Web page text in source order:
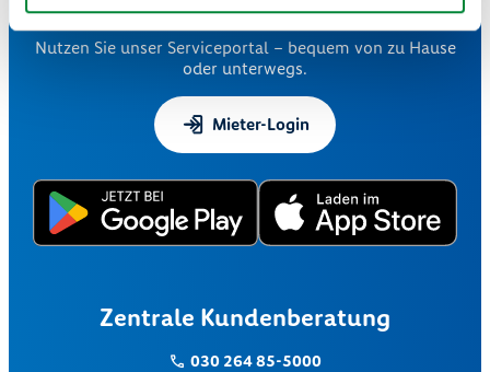
24/7 für Sie da
Nutzen Sie unser Serviceportal – bequem von zu Hause
oder unterwegs.
Mieter-Login
Zentrale Kundenberatung
030 264 85-5000